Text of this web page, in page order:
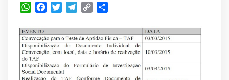
WhatsApp
Facebook
TwitterTelegram
Copy